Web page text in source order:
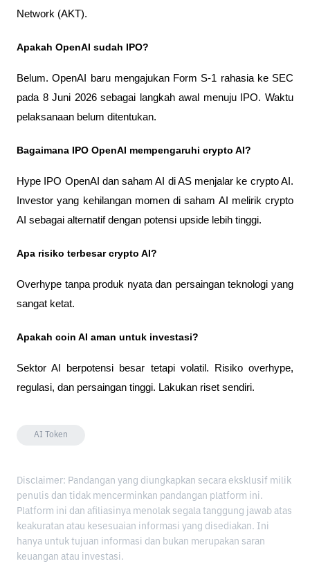
Network (AKT).
Apakah OpenAI sudah IPO?
Belum. OpenAI baru mengajukan Form S-1 rahasia ke SEC
pada 8 Juni 2026 sebagai langkah awal menuju IPO. Waktu
pelaksanaan belum ditentukan.
Bagaimana IPO OpenAI mempengaruhi crypto AI?
Hype IPO OpenAI dan saham AI di AS menjalar ke crypto AI.
Investor yang kehilangan momen di saham AI melirik crypto
AI sebagai alternatif dengan potensi upside lebih tinggi.
Apa risiko terbesar crypto AI?
Overhype tanpa produk nyata dan persaingan teknologi yang
sangat ketat.
Apakah coin AI aman untuk investasi?
Sektor AI berpotensi besar tetapi volatil. Risiko overhype,
regulasi, dan persaingan tinggi. Lakukan riset sendiri.
AI Token
Disclaimer: Pandangan yang diungkapkan secara eksklusif milik
penulis dan tidak mencerminkan pandangan platform ini.
Platform ini dan afiliasinya menolak segala tanggung jawab atas
keakuratan atau kesesuaian informasi yang disediakan. Ini
hanya untuk tujuan informasi dan bukan merupakan saran
keuangan atau investasi.